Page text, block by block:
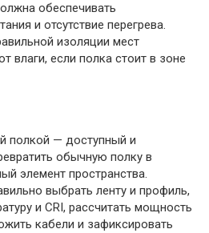
обеспечивать
и отсутствие перегрева.
изоляции мест
влаги, если полка стоит в зоне
полкой — доступный и
обычную полку в
элемент пространства.
выбрать ленту и профиль,
и CRI, рассчитать мощность
кабели и зафиксировать